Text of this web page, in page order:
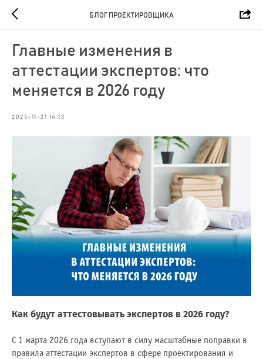
БЛОГ ПРОЕКТИРОВЩИКА
Главные изменения в
аттестации экспертов: что
меняется в 2026 году
2025-11-21 14:13
Как будут аттестовывать экспертов в 2026 году?
С 1 марта 2026 года вступают в силу масштабные поправки в
правила аттестации экспертов в сфере проектирования и